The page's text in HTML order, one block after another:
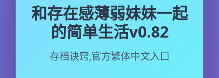
和存在感薄弱妹妹一起
的简单生活v0.82
存档诀窍,官方繁体中文入口